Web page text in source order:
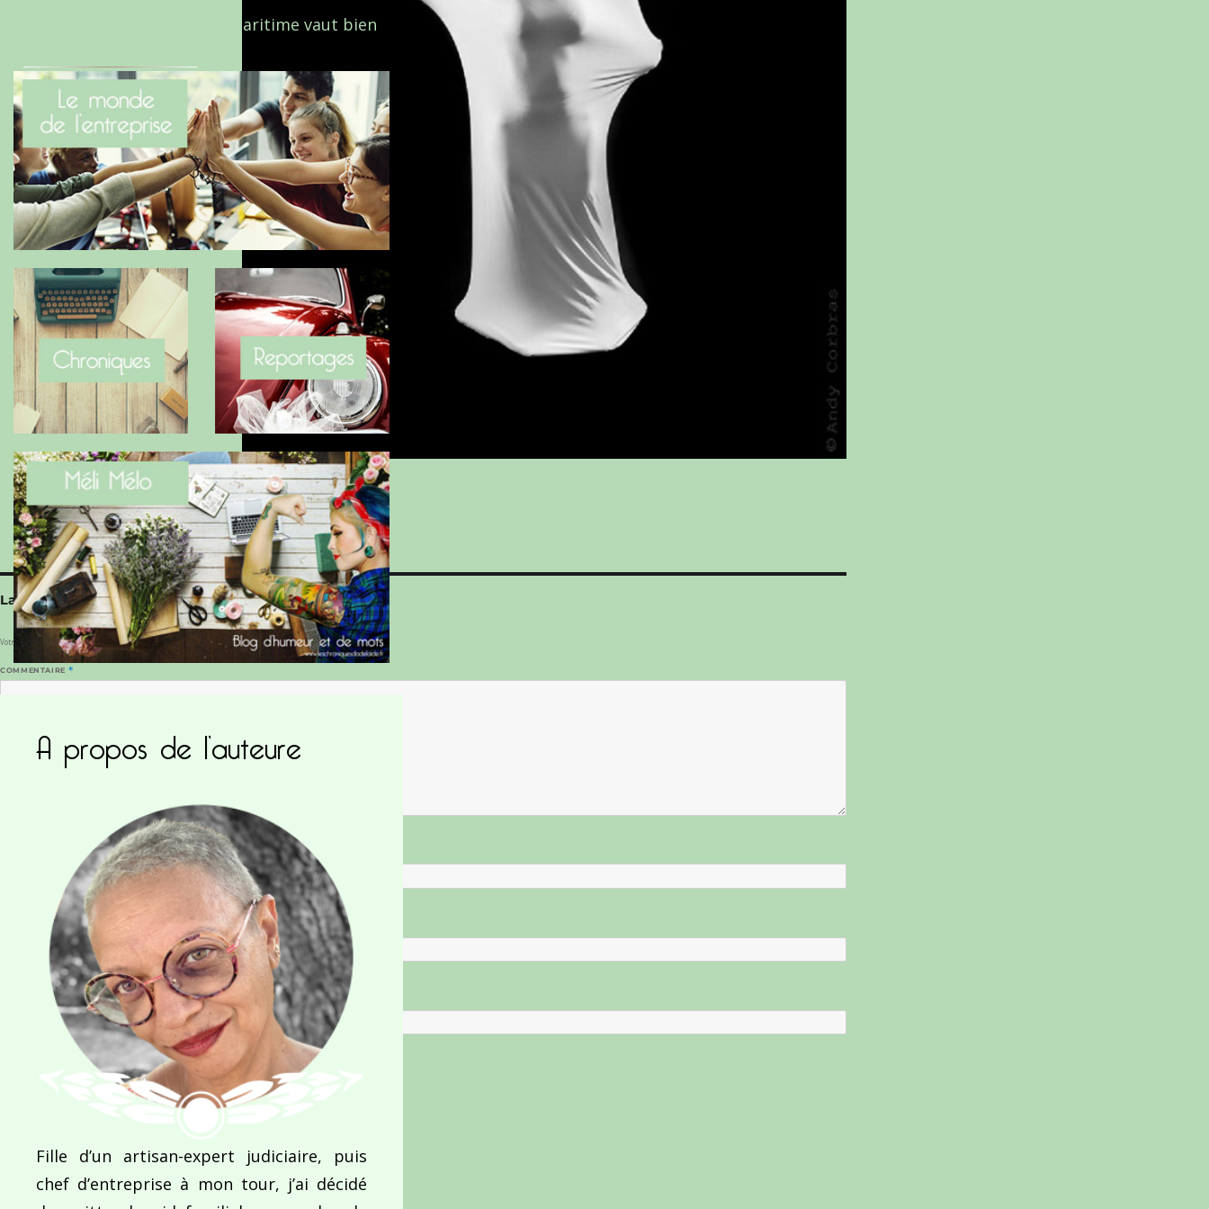
Laisser un commentaire
Votre adresse e-mail ne sera pas publiée. Les champs obligatoires sont indiqués avec*
COMMENTAIRE *
Enregistrer mon nom, mon e-mail et mon site dans le navigateur pour mon prochain commentaire.
Le Benaise de la Charente-Maritime vaut bien
A propos de l’auteure
Fille d’un artisan-expert judiciaire, puis
chef d’entreprise à mon tour, j’ai décidé